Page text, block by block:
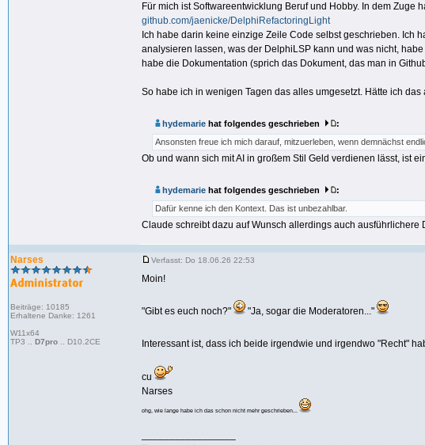
Für mich ist Softwareentwicklung Beruf und Hobby. In dem Zuge
github.com/jaenicke/DelphiRefactoringLight
Ich habe darin keine einzige Zeile Code selbst geschrieben. Ich
analysieren lassen, was der DelphiLSP kann und was nicht,
habe die Dokumentation (sprich das Dokument, das man in
So habe ich in wenigen Tagen das alles umgesetzt. Hätte ich
hydemariehat folgendes geschrieben
:
Ansonsten freue ich mich darauf, mitzuerleben, wenn demnächst
Ob und wann sich mit AI in großem Stil Geld verdienen lässt, ist
hydemariehat folgendes geschrieben
:
Dafür kenne ich den Kontext. Das ist unbezahlbar.
Claude schreibt dazu auf Wunsch allerdings auch
Narses
Beiträge: 10185
Erhaltene Danke: 1261
W11x64
TP3 .. D7pro .. D10.2CE
Verfasst: Do 18.06.26 22:53
Moin!
"Gibt es euch noch?" "Ja, sogar die Moderatoren..."
Interessant ist, dass ich beide irgendwie und irgendwo "Recht"
cu
Narses
ohg, wie lange habe ich das schon nicht mehr geschrieben...